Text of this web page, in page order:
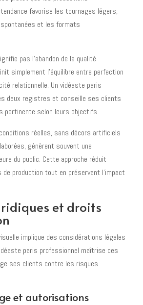
favorise les tournages légers,
et les formats
pas l'abandon de la qualité
simplement l'équilibre entre perfection
relationnelle. Un vidéaste paris
deux registres et conseille ses clients
pertinente selon leurs objectifs.
réelles, sans décors artificiels
génèrent souvent une
du public. Cette approche réduit
de production tout en préservant l'impact
et droits
implique des considérations légales
paris professionnel maîtrise ces
ses clients contre les risques
et autorisations